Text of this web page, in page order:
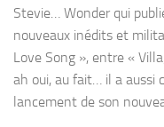
Stevie… Wonder qui
nouveaux inédits et
Love Song », entre «
ah oui, au fait… il a aussi
lancement de son